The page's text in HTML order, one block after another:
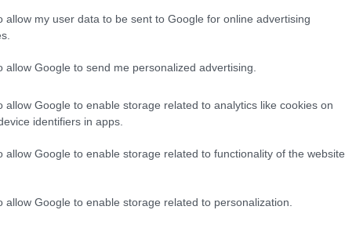
allow my user data to be sent to Google for online advertising
allow Google to send me personalized advertising.
allow Google to enable storage related to analytics like cookies on
identifiers in apps.
allow Google to enable storage related to functionality of the website
allow Google to enable storage related to personalization.
«Il avait un très bon contact avec les enfants, et c’est
« , précise Eric Goron.